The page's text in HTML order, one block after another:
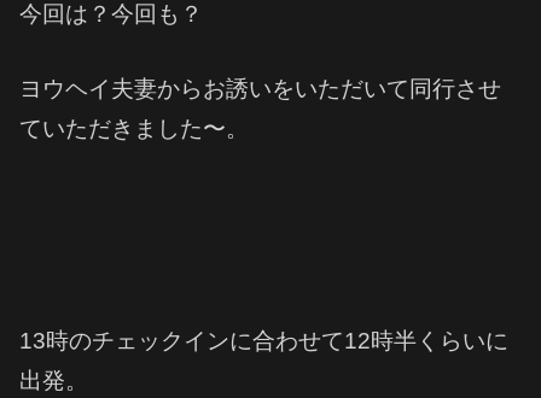
今回は？今回も？
ヨウヘイ夫妻からお誘いをいただいて同行させ
ていただきました〜。
13時のチェックインに合わせて12時半くらいに
出発。